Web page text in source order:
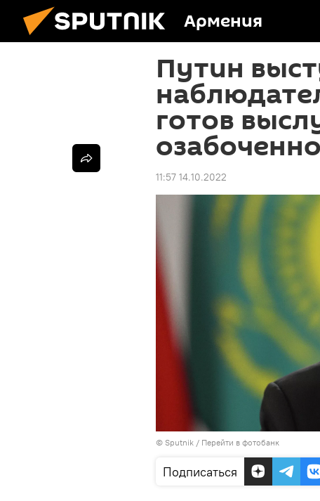
Армения
Путин
готов
11:57 14.10.2022
© Sputnik / Перейти в фотобанк
Подписаться